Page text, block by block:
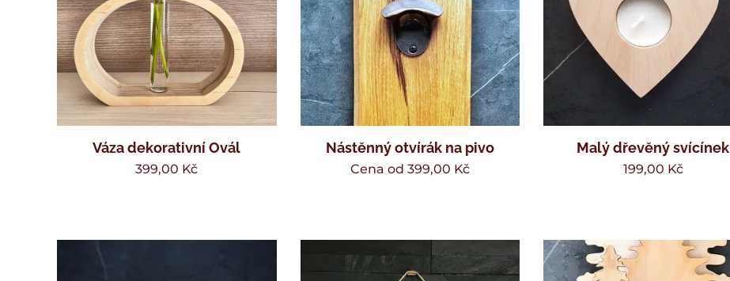
Váza dekorativní Ovál
399,00 Kč
Nástěnný otvírák na pivo
Cena od 399,00 Kč
Malý dřevěný svícínek
199,00 Kč